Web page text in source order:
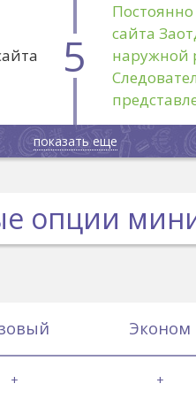
5
сайта
наружной
показать еще
опции
Эконом
+ +